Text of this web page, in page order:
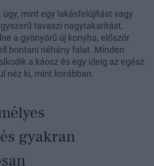
úgy, mint egy lakásfelújítást vagy
tavaszi nagytakarítást.
a gyönyörű új konyha, először
bontani néhány falat. Minden
a káosz és egy ideig az egész
néz ki, mint korábban.
gyakran